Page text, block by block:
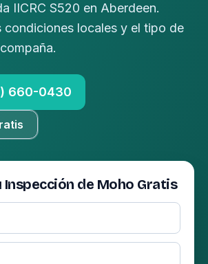
IICRC S520 en Aberdeen.
condiciones locales y el tipo de
660-0430
Inspección de Moho Gratis